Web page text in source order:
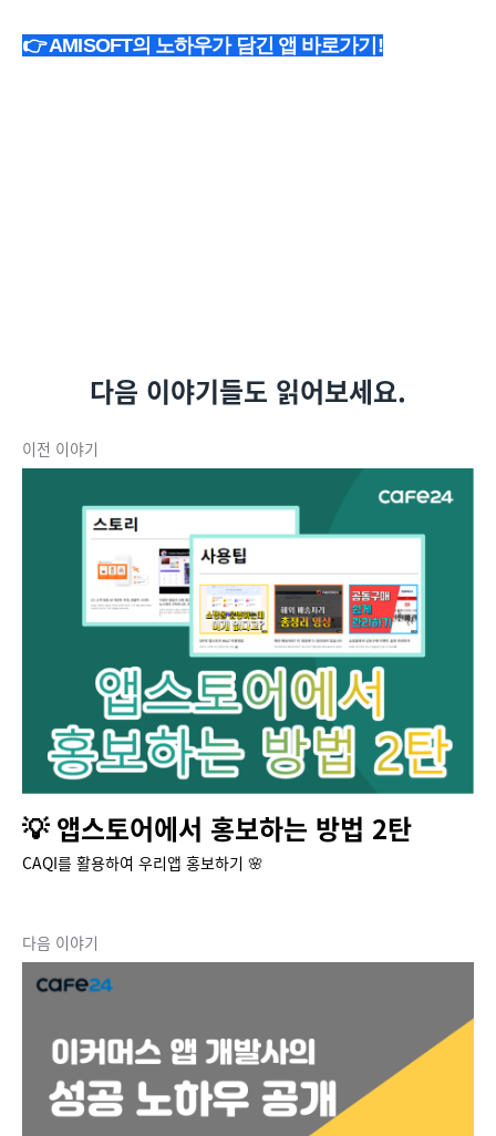
👉AMISOFT의 노하우가 담긴 앱 바로가기!
다음 이야기들도 읽어보세요.
이전 이야기
💡 앱스토어에서 홍보하는 방법 2탄
CAQI를 활용하여 우리앱 홍보하기 🌸
다음 이야기